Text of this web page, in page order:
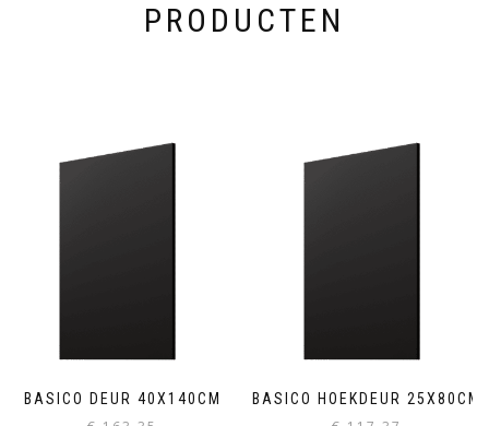
PRODUCTEN
BASICO DEUR 40X140CM BASICO HOEKDEUR 25X80CM